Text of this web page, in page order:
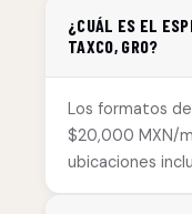
¿CUÁL ES EL
TAXCO, GRO?
Los formatos
$20,000 MXN/
ubicaciones